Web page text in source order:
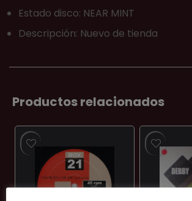
Estado disco: NEAR MINT
Descripción: Nuevo de tienda
Productos relacionados